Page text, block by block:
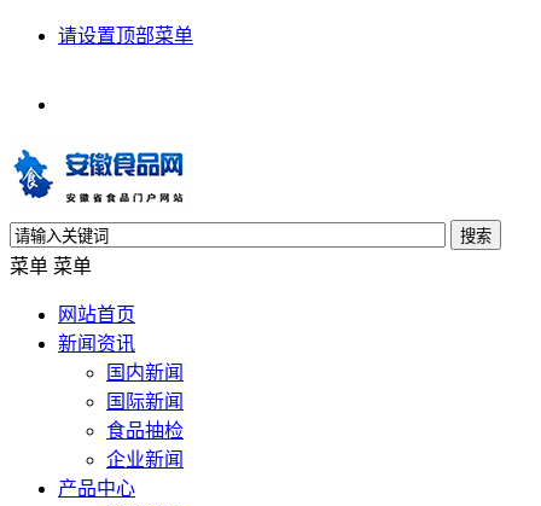
请设置顶部菜单
搜索
菜单 菜单
网站首页
新闻资讯
国内新闻
国际新闻
食品抽检
企业新闻
产品中心